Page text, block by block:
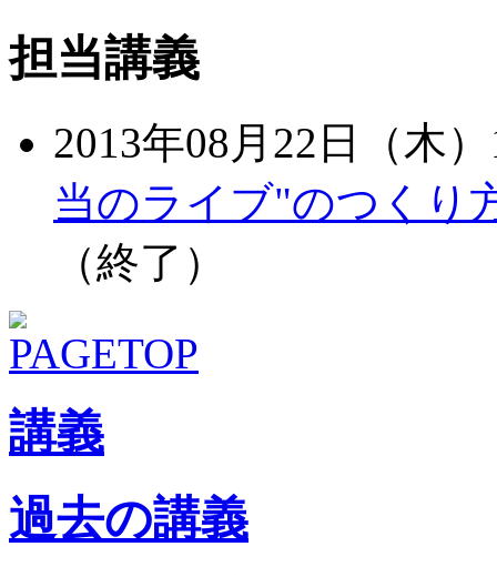
担当講義
2013年08月22日（木
当のライブ"のつくり
（終了）
講義
過去の講義